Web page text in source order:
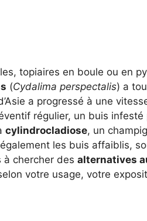
topiaires en boule ou en
(Cydalima perspectalis) a
a progressé à une
régulier, un buis infesté
cylindrocladiose, un
les buis affaiblis,
à chercher des alternatives
votre usage, votre